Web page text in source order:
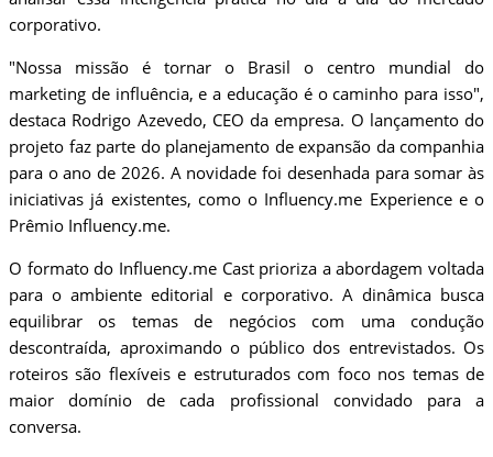
corporativo.
"Nossa missão é tornar o Brasil o centro mundial do
marketing de influência, e a educação é o caminho para isso",
destaca Rodrigo Azevedo, CEO da empresa. O lançamento do
projeto faz parte do planejamento de expansão da companhia
para o ano de 2026. A novidade foi desenhada para somar às
iniciativas já existentes, como o Influency.me Experience e o
Prêmio Influency.me.
O formato do Influency.me Cast prioriza a abordagem voltada
para o ambiente editorial e corporativo. A dinâmica busca
equilibrar os temas de negócios com uma condução
descontraída, aproximando o público dos entrevistados. Os
roteiros são flexíveis e estruturados com foco nos temas de
maior domínio de cada profissional convidado para a
conversa.